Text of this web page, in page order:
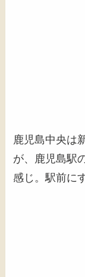
鹿児島中央は
が、鹿児島駅
感じ。駅前に